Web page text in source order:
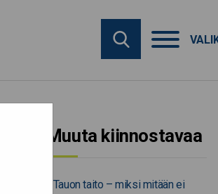
Muuta kiinnostavaa
Tauon taito – miksi mitään ei